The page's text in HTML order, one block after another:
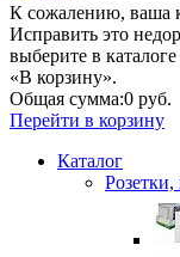
К сожалению, ваша
Исправить это
выберите в
«В корзину».
Общая сумма:0 руб.
Перейти в корзину
Каталог